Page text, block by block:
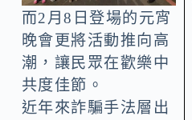
而2月8日登場的元宵
晚會更將活動推向高
潮，讓民眾在歡樂中
共度佳節。
近年來詐騙手法層出